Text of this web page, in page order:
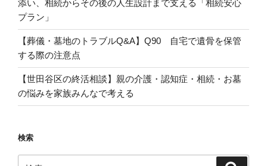
添い、相続からその後の人生設計まで支える「相続安心
プラン」
【葬儀・墓地のトラブルQ&A】Q90 自宅で遺骨を保管
する際の注意点
【世田谷区の終活相談】親の介護・認知症・相続・お墓
の悩みを家族みんなで考える
検索